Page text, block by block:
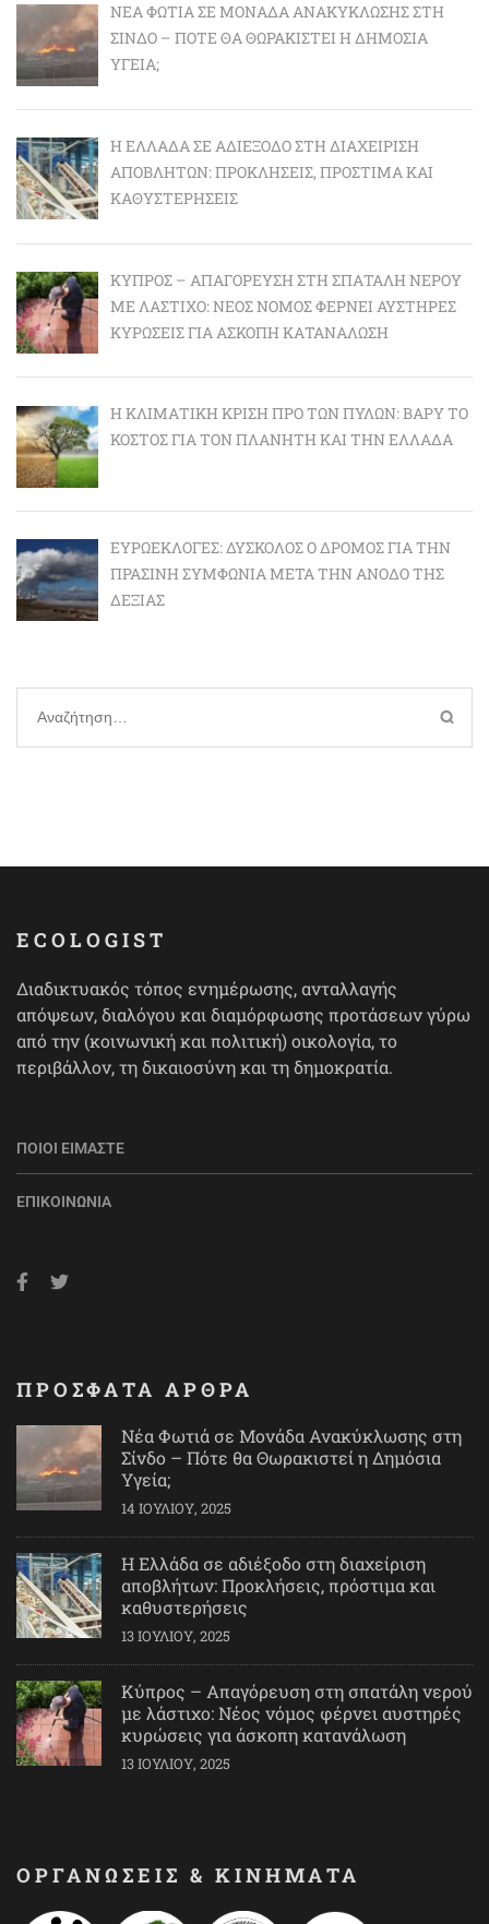
ΝΈΑ ΦΩΤΙΆ ΣΕ ΜΟΝΆΔΑ ΑΝΑΚΎΚΛΩΣΗΣ ΣΤΗ
ΣΊΝΔΟ – ΠΌΤΕ ΘΑ ΘΩΡΑΚΙΣΤΕΊ Η ΔΗΜΌΣΙΑ
ΥΓΕΊΑ;
Η ΕΛΛΆΔΑ ΣΕ ΑΔΙΈΞΟΔΟ ΣΤΗ ΔΙΑΧΕΊΡΙΣΗ
ΑΠΟΒΛΉΤΩΝ: ΠΡΟΚΛΉΣΕΙΣ, ΠΡΌΣΤΙΜΑ ΚΑΙ
ΚΑΘΥΣΤΕΡΉΣΕΙΣ
ΚΎΠΡΟΣ – ΑΠΑΓΌΡΕΥΣΗ ΣΤΗ ΣΠΑΤΆΛΗ ΝΕΡΟΎ
ΜΕ ΛΆΣΤΙΧΟ: ΝΈΟΣ ΝΌΜΟΣ ΦΈΡΝΕΙ ΑΥΣΤΗΡΈΣ
ΚΥΡΏΣΕΙΣ ΓΙΑ ΆΣΚΟΠΗ ΚΑΤΑΝΆΛΩΣΗ
Η ΚΛΙΜΑΤΙΚΉ ΚΡΊΣΗ ΠΡΟ ΤΩΝ ΠΥΛΏΝ: BΑΡΎ ΤΟ
ΚΌΣΤΟΣ ΓΙΑ ΤΟΝ ΠΛΑΝΉΤΗ ΚΑΙ ΤΗΝ ΕΛΛΆΔΑ
ΕΥΡΩΕΚΛΟΓΈΣ: ΔΎΣΚΟΛΟΣ Ο ΔΡΌΜΟΣ ΓΙΑ ΤΗΝ
ΠΡΆΣΙΝΗ ΣΥΜΦΩΝΊΑ ΜΕΤΆ ΤΗΝ ΆΝΟΔΟ ΤΗΣ
ΔΕΞΙΆΣ
Αναζήτηση
για:
ECOLOGIST
Διαδικτυακός τόπος ενημέρωσης, ανταλλαγής
απόψεων, διαλόγου και διαμόρφωσης προτάσεων γύρω
από την (κοινωνική και πολιτική) οικολογία, το
περιβάλλον, τη δικαιοσύνη και τη δημοκρατία.
ΠΟΙΟΙ ΕΊΜΑΣΤΕ
ΕΠΙΚΟΙΝΩΝΊΑ
ΠΡΟΣΦΑΤΑ ΑΡΘΡΑ
Νέα Φωτιά σε Μονάδα Ανακύκλωσης στη
Σίνδο – Πότε θα Θωρακιστεί η Δημόσια
Υγεία;
14 ΙΟΥΛΊΟΥ, 2025
Η Ελλάδα σε αδιέξοδο στη διαχείριση
αποβλήτων: Προκλήσεις, πρόστιμα και
καθυστερήσεις
13 ΙΟΥΛΊΟΥ, 2025
Κύπρος – Απαγόρευση στη σπατάλη νερού
με λάστιχο: Νέος νόμος φέρνει αυστηρές
κυρώσεις για άσκοπη κατανάλωση
13 ΙΟΥΛΊΟΥ, 2025
ΟΡΓΑΝΩΣΕΙΣ & ΚΙΝΗΜΑΤΑ